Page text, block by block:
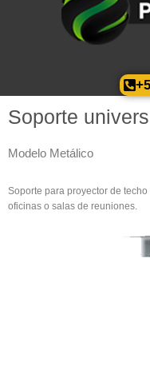
Soporte
Modelo Metálico
Soporte para proyector de
oficinas o salas de reuniones.